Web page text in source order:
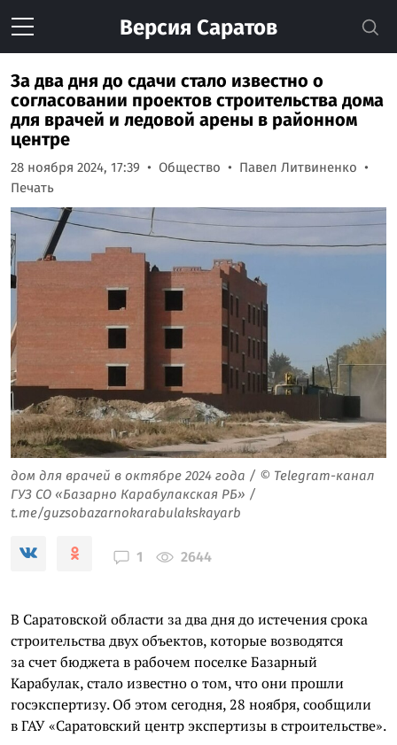
Версия Саратов
За два дня до сдачи стало известно о
согласовании проектов строительства дома
для врачей и ледовой арены в районном
центре
28 ноября 2024, 17:39 Общество
Павел Литвиненко
Печать
дом для врачей в октябре 2024 года / © Telegram-канал
ГУЗ СО «Базарно Карабулакская РБ» /
t.me/guzsobazarnokarabulakskayarb
1 2644
В Саратовской области за два дня до истечения срока
строительства двух объектов, которые возводятся
за счет бюджета в рабочем поселке Базарный
Карабулак, стало известно о том, что они прошли
госэкспертизу. Об этом сегодня, 28 ноября, сообщили
в ГАУ «Саратовский центр экспертизы в строительстве».